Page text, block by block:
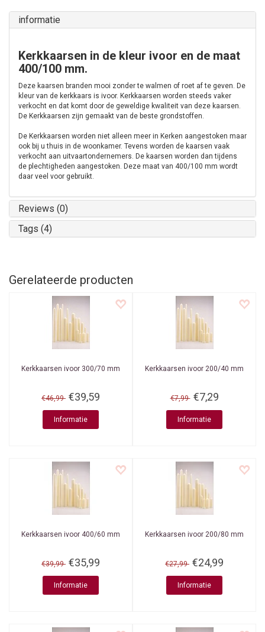
informatie
Kerkkaarsen in de kleur ivoor en de maat
400/100 mm.
Deze kaarsen branden mooi zonder te walmen of roet af te geven. De
kleur van de kerkkaars is ivoor. Kerkkaarsen worden steeds vaker
verkocht en dat komt door de geweldige kwaliteit van deze kaarsen.
De Kerkkaarsen zijn gemaakt van de beste grondstoffen.
De Kerkkaarsen worden niet alleen meer in Kerken aangestoken maar
ook bij u thuis in de woonkamer. Tevens worden de kaarsen vaak
verkocht aan uitvaartondernemers. De kaarsen worden dan tijdens
de plechtigheden aangestoken. Deze maat van 400/100 mm wordt
daar veel voor gebruikt.
Reviews (0)
Tags (4)
Gerelateerde producten
Kerkkaarsen ivoor 300/70 mm
€46,99 €39,59
Informatie
Kerkkaarsen ivoor 200/40 mm
€7,99 €7,29
Informatie
Kerkkaarsen ivoor 400/60 mm
€39,99 €35,99
Informatie
Kerkkaarsen ivoor 200/80 mm
€27,99 €24,99
Informatie